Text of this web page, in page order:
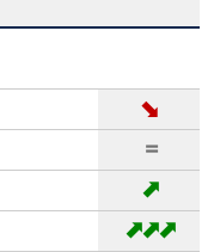
➡
=
➡
➡
➡
➡